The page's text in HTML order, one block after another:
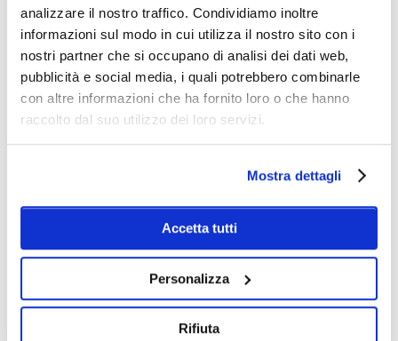
analizzare il nostro traffico. Condividiamo inoltre
informazioni sul modo in cui utilizza il nostro sito con i
nostri partner che si occupano di analisi dei dati web,
pubblicità e social media, i quali potrebbero combinarle
con altre informazioni che ha fornito loro o che hanno
raccolto dal suo utilizzo dei loro servizi.
Mostra dettagli
Accetta tutti
Personalizza
Rifiuta
Ausiliari di Tintura
Ingrassi
Esteri Fosforici
Ingrassi base Lanolina
Ingrassi per Carrozzeria
Ingrassi Solfonati Veg/Sint
Ingrassi Stabili per Concia e Riconcia
Solfitati di Pesce